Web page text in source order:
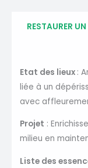
RESTAURER
Etat des lieux :
liée à un
avec
Projet :
milieu en
Liste des